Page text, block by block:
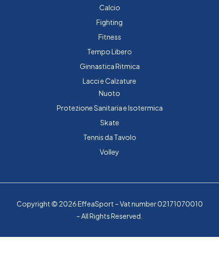
Calcio
Fighting
Fitness
Tempo Libero
Ginnastica Ritmica
Lacci e Calzature
Nuoto
Protezione Sanitaria e Isotermica
Skate
Tennis da Tavolo
Volley
Copyright © 2026 EffeaSport – Vat number 02171070010
– All Rights Reserved.